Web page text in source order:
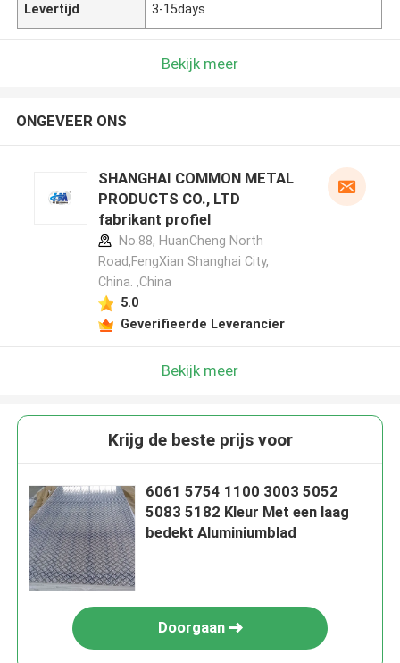
Levertijd 3-15days
Bekijk meer
ONGEVEER ONS
SHANGHAI COMMON METAL
PRODUCTS CO., LTD
fabrikant profiel
No.88, HuanCheng North
Road,FengXian Shanghai City,
China. ,China
5.0
Geverifieerde Leverancier
Bekijk meer
Krijg de beste prijs voor
6061 5754 1100 3003 5052
5083 5182 Kleur Met een laag
bedekt Aluminiumblad
Doorgaan